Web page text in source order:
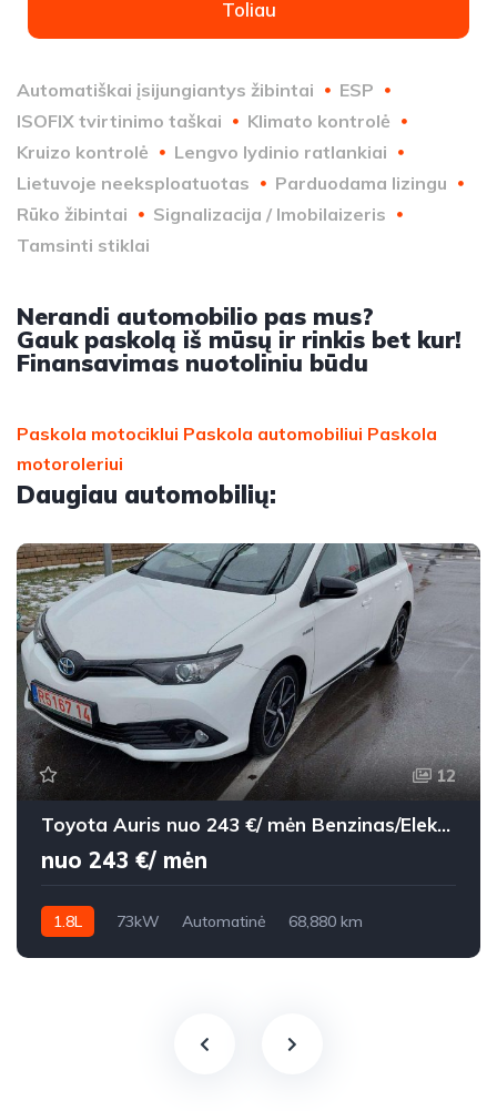
Toliau
Automatiškai įsijungiantys žibintai
ESP
ISOFIX tvirtinimo taškai
Klimato kontrolė
Kruizo kontrolė
Lengvo lydinio ratlankiai
Lietuvoje neeksploatuotas
Parduodama lizingu
Rūko žibintai
Signalizacija / Imobilaizeris
Tamsinti stiklai
Nerandi automobilio pas mus?
Gauk paskolą iš mūsų ir rinkis bet kur!
Finansavimas nuotoliniu būdu
Paskola motociklui Paskola automobiliui Paskola
motoroleriui
Daugiau automobilių:
12
Toyota Auris nuo 243 €/ mėn Benzinas/Elektra 2015m. Hečbekas Automatinė
nuo 243 €/ mėn
1.8L 73kW Automatinė
68,880 km